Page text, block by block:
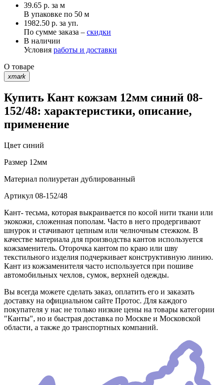
39.65 р. за м
В упаковке по 50 м
1982.50 р. за уп.
По сумме заказа – скидки
В наличии
Условия работы и доставки
О товаре
xmark
Купить Кант кожзам 12мм синий 08-
152/48: характеристики, описание,
применение
Цвет синий
Размер 12мм
Материал полиуретан дублированный
Артикул 08-152/48
Кант- тесьма, которая выкраивается по косой нити ткани или
экокожи, сложенная пополам. Часто в него продергивают
шнурок и стачивают цепным или челночным стежком. В
качестве материала для производства кантов используется
кожзаменитель. Оторочка кантом по краю или шву
текстильного изделия подчеркивает конструктивную линию.
Кант из кожзаменителя часто используется при пошиве
автомобильных чехлов, сумок, верхней одежды.
Вы всегда можете сделать заказ, оплатить его и заказать
доставку на официальном сайте Протос. Для каждого
покупателя у нас не только низкие цены на товары категории
"Канты", но и быстрая доставка по Москве и Московской
области, а также до транспортных компаний.